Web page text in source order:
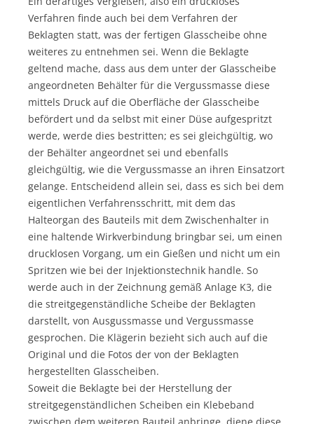
Verfahren finde auch bei dem Verfahren der
Beklagten statt, was der fertigen Glasscheibe ohne
weiteres zu entnehmen sei. Wenn die Beklagte
geltend mache, dass aus dem unter der Glasscheibe
angeordneten Behälter für die Vergussmasse diese
mittels Druck auf die Oberfläche der Glasscheibe
befördert und da selbst mit einer Düse aufgespritzt
werde, werde dies bestritten; es sei gleichgültig, wo
der Behälter angeordnet sei und ebenfalls
gleichgültig, wie die Vergussmasse an ihren Einsatzort
gelange. Entscheidend allein sei, dass es sich bei dem
eigentlichen Verfahrensschritt, mit dem das
Halteorgan des Bauteils mit dem Zwischenhalter in
eine haltende Wirkverbindung bringbar sei, um einen
drucklosen Vorgang, um ein Gießen und nicht um ein
Spritzen wie bei der Injektionstechnik handle. So
werde auch in der Zeichnung gemäß Anlage K3, die
die streitgegenständliche Scheibe der Beklagten
darstellt, von Ausgussmasse und Vergussmasse
gesprochen. Die Klägerin bezieht sich auch auf die
Original und die Fotos der von der Beklagten
hergestellten Glasscheiben.
Soweit die Beklagte bei der Herstellung der
streitgegenständlichen Scheiben ein Klebeband
zwischen dem weiteren Bauteil anbringe, diene diese